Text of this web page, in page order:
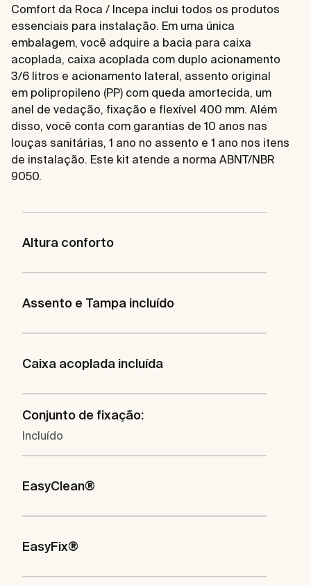
Comfort da Roca / Incepa inclui todos os produtos
essenciais para instalação. Em uma única
embalagem, você adquire a bacia para caixa
acoplada, caixa acoplada com duplo acionamento
3/6 litros e acionamento lateral, assento original
em polipropileno (PP) com queda amortecida, um
anel de vedação, fixação e flexível 400 mm. Além
disso, você conta com garantias de 10 anos nas
louças sanitárias, 1 ano no assento e 1 ano nos itens
de instalação. Este kit atende a norma ABNT/NBR
9050.
Altura conforto
Assento e Tampa incluído
Caixa acoplada incluída
Conjunto de fixação:
Incluído
EasyClean®
EasyFix®